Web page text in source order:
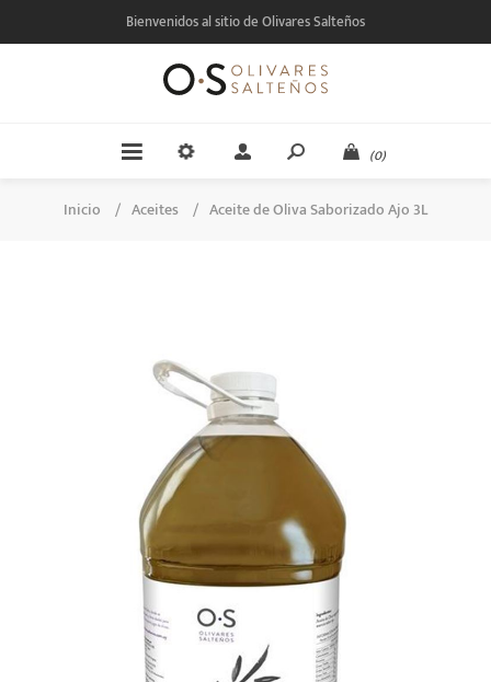
Bienvenidos al sitio de Olivares Salteños
(0)
Inicio / Aceites / Aceite de Oliva Saborizado Ajo 3L